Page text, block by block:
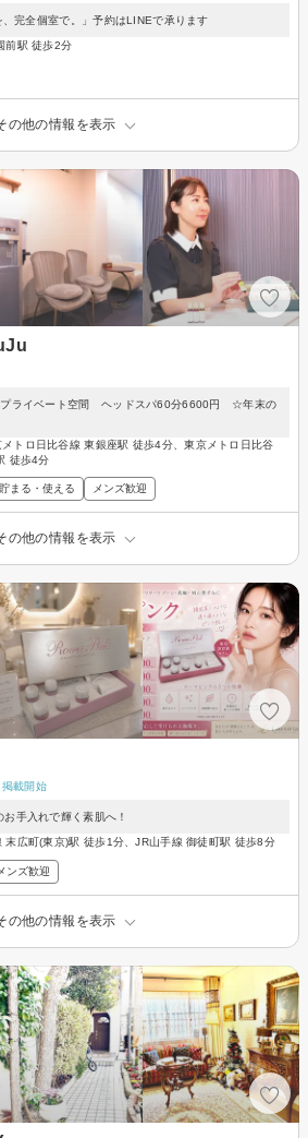
、完全個室で。」予約はLINEで承ります
前駅 徒歩2分
の他の情報を表示
プライベート空間 ヘッドスパ60分6600円 ☆年末の
トロ日比谷線 東銀座駅 徒歩4分、東京メトロ日比谷
徒歩4分
まる・使える メンズ歓迎
の他の情報を表示
載開始
手入れで輝く素肌へ！
末広町(東京)駅 徒歩1分、JR山手線 御徒町駅 徒歩8分
ンズ歓迎
の他の情報を表示